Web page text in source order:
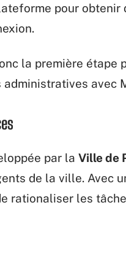
pour obtenir
la première étape
avec
par la Ville de
de la ville. Avec
rationaliser les